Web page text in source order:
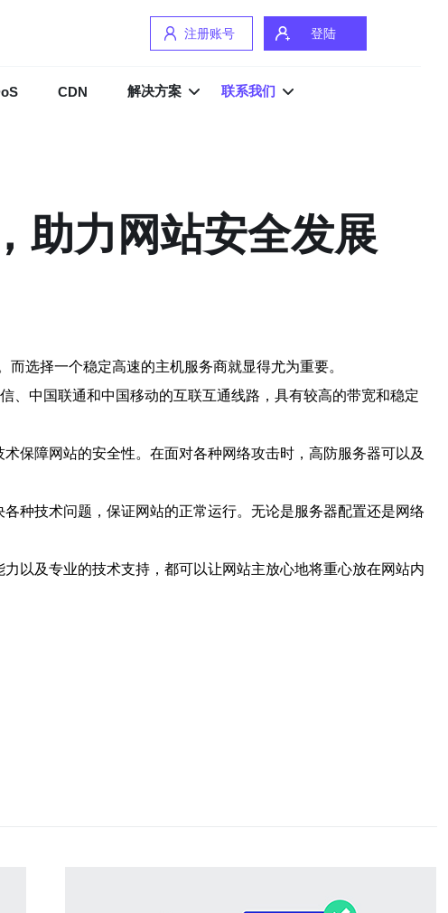
注册账号 登陆
CDN 解决方案 联系我们
助力网站安全发展
选择一个稳定高速的主机服务商就显得尤为重要。
、中国联通和中国移动的互联互通线路，具有较高的带宽和稳定
保障网站的安全性。在面对各种网络攻击时，高防服务器可以及
种技术问题，保证网站的正常运行。无论是服务器配置还是网络
以及专业的技术支持，都可以让网站主放心地将重心放在网站内